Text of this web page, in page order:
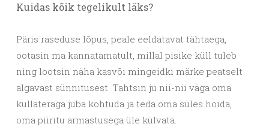
Kuidas kõik tegelikult läks?
Päris raseduse lõpus, peale eeldatavat tähtaega,
ootasin ma kannatamatult, millal pisike küll tuleb
ning lootsin näha kasvõi mingeidki märke peatselt
algavast sünnitusest. Tahtsin ju nii-nii väga oma
kullateraga juba kohtuda ja teda oma süles hoida,
oma piiritu armastusega üle külvata.